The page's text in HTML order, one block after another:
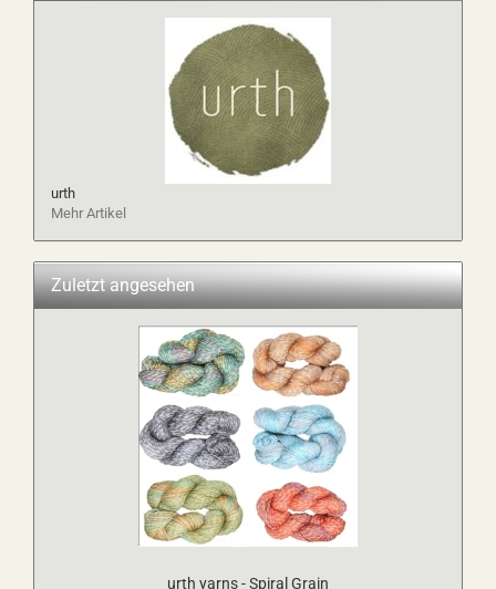
urth
Mehr Artikel
Zuletzt angesehen
urth yarns - Spiral Grain